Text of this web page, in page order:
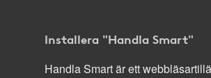
Installera "Handla Smart"
Handla Smart är ett